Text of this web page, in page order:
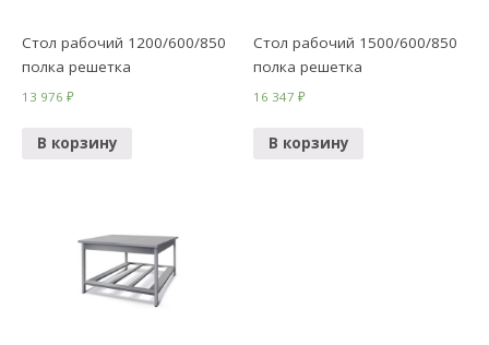
Стол рабочий 1200/600/850
полка решетка
13 976₽
В корзину
Стол рабочий 1500/600/850
полка решетка
16 347₽
В корзину